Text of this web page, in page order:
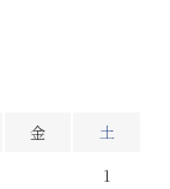
金
土
1